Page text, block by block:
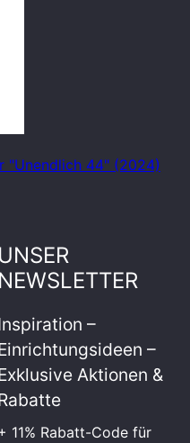
"Unendlich 44" (2024)
UNSER
NEWSLETTER
–
–
Aktionen &
11% Rabatt-Code für